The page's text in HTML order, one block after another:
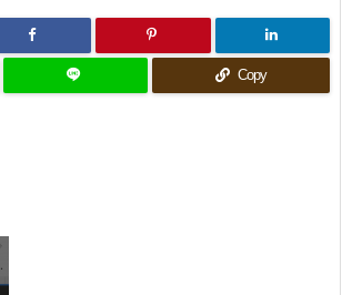
Copy